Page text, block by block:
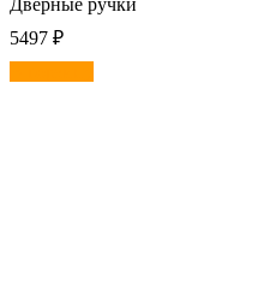
Дверные ручки
5497 ₽